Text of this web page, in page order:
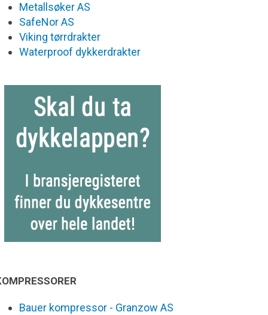
Metallsøker AS
SafeNor AS
Viking tørrdrakter
Waterproof dykkerdrakter
Bauer kompressor - Granzow AS